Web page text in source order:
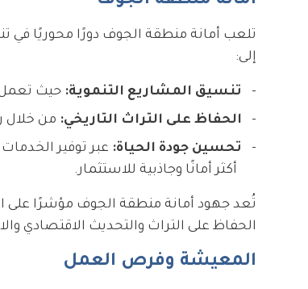
تلعب أمانة منطقة الجوف دورًا محوريًا في
إلى:
تنسيق المشاريع التنموية: حيث تعمل
الحفاظ على التراث التاريخي: من خلال
تحسين جودة الحياة: عبر توفير
أكثر أمانًا وجاذبية للاستثمار.
تُعد جهود أمانة منطقة الجوف مؤشرًا على
الحفاظ على التراث والتحديث الاقتصادي
المعيشة وفرص العمل